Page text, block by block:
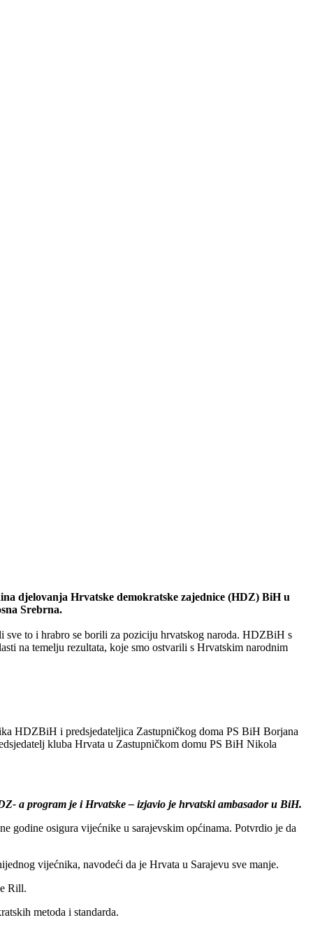
djelovanja Hrvatske demokratske zajednice (HDZ) BiH u
Srebrna.
to i hrabro se borili za poziciju hrvatskog naroda. HDZBiH s
na temelju rezultata, koje smo ostvarili s Hrvatskim narodnim
HDZBiH i predsjedateljica Zastupničkog doma PS BiH Borjana
kluba Hrvata u Zastupničkom domu PS BiH Nikola
a program je i Hrvatske – izjavio je hrvatski ambasador u BiH.
godine osigura vijećnike u sarajevskim općinama. Potvrdio je da
vijećnika, navodeći da je Hrvata u Sarajevu sve manje.
Rill.
metoda i standarda.